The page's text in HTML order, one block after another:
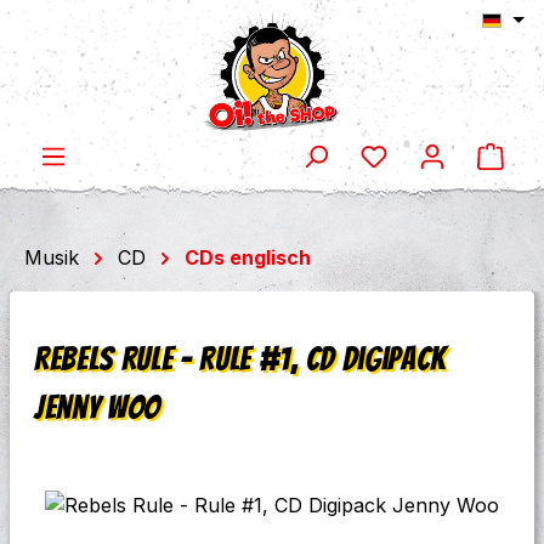
Zum Hauptinhalt springen
Musik CD CDs englisch
Rebels Rule - Rule #1, CD Digipack
Jenny Woo
Bildergalerie überspringen